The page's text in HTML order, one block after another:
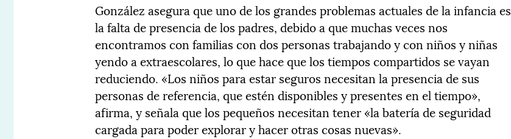
González asegura que uno de los grandes problemas actuales de la infancia es
la falta de presencia de los padres, debido a que muchas veces nos
encontramos con familias con dos personas trabajando y con niños y niñas
yendo a extraescolares, lo que hace que los tiempos compartidos se vayan
reduciendo. «Los niños para estar seguros necesitan la presencia de sus
personas de referencia, que estén disponibles y presentes en el tiempo»,
afirma, y señala que los pequeños necesitan tener «la batería de seguridad
cargada para poder explorar y hacer otras cosas nuevas».